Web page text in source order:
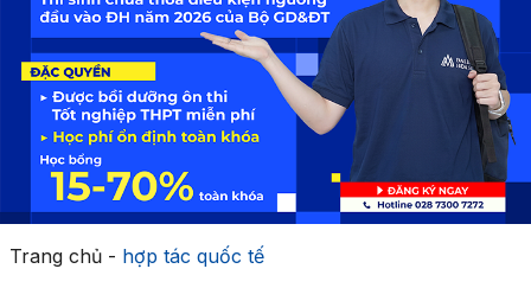
Trang chủ- hợp tác quốc tế